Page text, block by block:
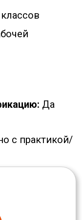
Да
с практикой/